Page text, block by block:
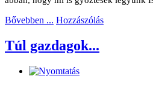
Bővebben ... Hozzászólás
Túl gazdagok...